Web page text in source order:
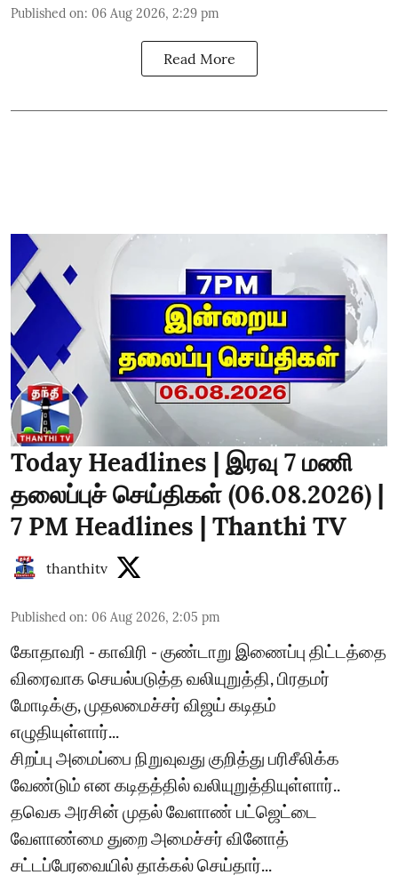
Published on: 06 Aug 2026, 2:29 pm
Read More
Today Headlines | இரவு 7 மணி
தலைப்புச் செய்திகள் (06.08.2026) |
7 PM Headlines | Thanthi TV
thanthitv
Published on: 06 Aug 2026, 2:05 pm
கோதாவரி - காவிரி - குண்டாறு இணைப்பு திட்டத்தை
விரைவாக செயல்படுத்த வலியுறுத்தி, பிரதமர்
மோடிக்கு, முதலமைச்சர் விஜய் கடிதம்
எழுதியுள்ளார்...
சிறப்பு அமைப்பை நிறுவுவது குறித்து பரிசீலிக்க
வேண்டும் என கடிதத்தில் வலியுறுத்தியுள்ளார்..
தவெக அரசின் முதல் வேளாண் பட்ஜெட்டை
வேளாண்மை துறை அமைச்சர் வினோத்
சட்டப்பேரவையில் தாக்கல் செய்தார்...